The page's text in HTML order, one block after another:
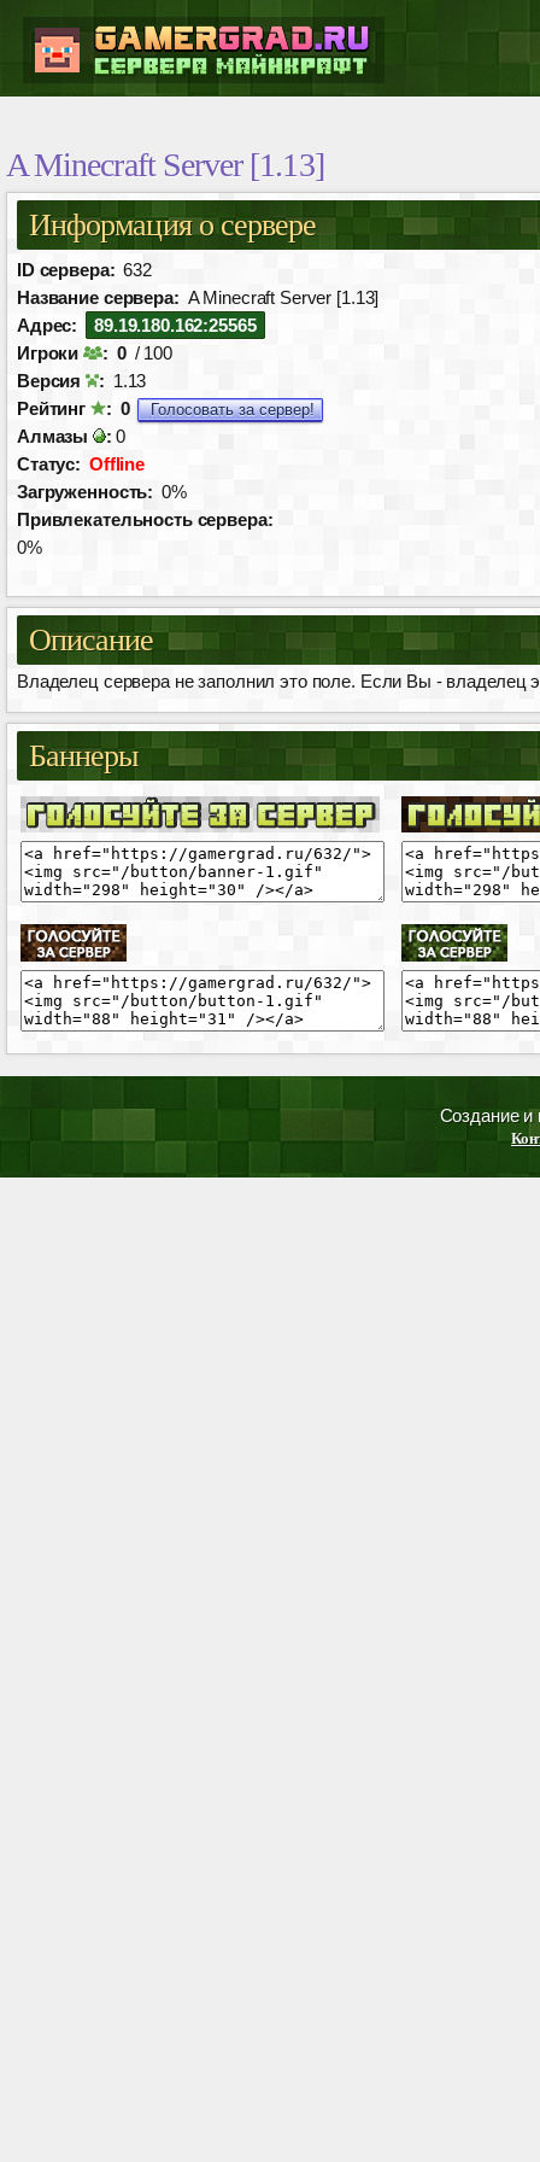
A Minecraft Server [1.13]
Информация о сервере
ID сервера: 632
Название сервера: A Minecraft Server [1.13]
Адрес:
89.19.180.162:25565
Игроки
: 0 / 100
Версия
: 1.13
Рейтинг
: 0 Голосовать за сервер!
Алмазы : 0
Статус: Offline
Загруженность: 0%
Привлекательность сервера:
0%
Описание
Владелец сервера не заполнил это поле. Если Вы - владелец
Баннеры
Создание и